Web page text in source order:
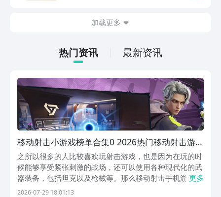
情。如果大家想要下载这款游戏，其实方
下游戏的主要乐趣吧。
加载更多
热门资讯 最新资讯
移动射击小游戏榜单合集0 2026热门移动射击游戏
手机版before_2
之所以很多的人比较喜欢玩射击游戏，也是因为在玩的时
候能够享受紧张刺激的战场，还可以使用各种现代化的武
器装备，包括坦克以及枪械等。那么移动射击手机游戏有
什么呢？接下来给大家介绍的这些，不妨来九游，手游无
更多
2026-07-29 18:01:13